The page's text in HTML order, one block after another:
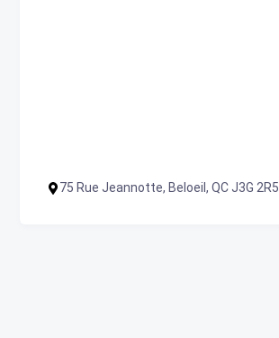
75 Rue Jeannotte, Beloeil, QC J3G 2R5